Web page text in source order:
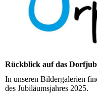
Rückblick auf das
In unseren Bildergalerien
des Jubiläumsjahres 2025.